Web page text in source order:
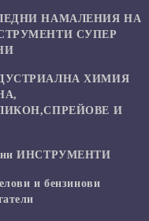
НАМАЛЕНИЯ НА
СУПЕР
ХИМИЯ
И
ИНСТРУМЕНТИ
и бензинови